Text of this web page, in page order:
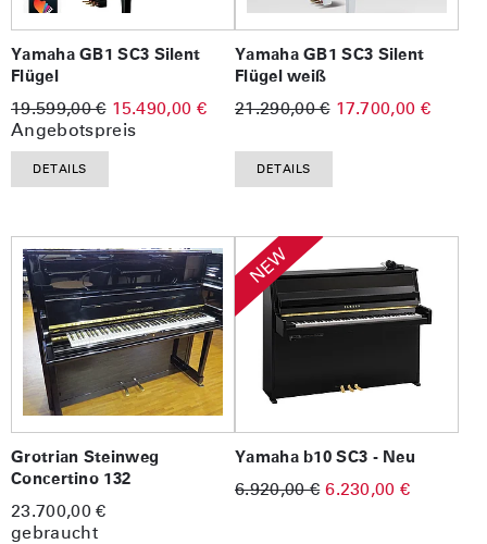
Yamaha GB1 SC3 Silent
Flügel
19.599,00 € 15.490,00 €
Angebotspreis
DETAILS
Yamaha GB1 SC3 Silent
Flügel weiß
21.290,00 € 17.700,00 €
DETAILS
Grotrian Steinweg
Concertino 132
23.700,00 €
gebraucht
NEW
Yamaha b10 SC3 - Neu
6.920,00 € 6.230,00 €